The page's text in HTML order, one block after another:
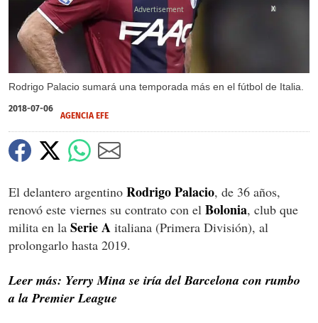
Rodrigo Palacio sumará una temporada más en el fútbol de Italia.
X
2018-07-06
AGENCIA EFE
El delantero argentino Rodrigo Palacio, de 36 años,
renovó este viernes su contrato con el Bolonia, club que
milita en la Serie A italiana (Primera División), al
prolongarlo hasta 2019.
Leer más: Yerry Mina se iría del Barcelona con rumbo
a la Premier League